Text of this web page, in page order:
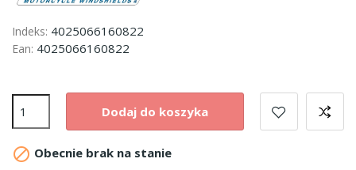
Indeks: 4025066160822
Ean: 4025066160822
Dodaj do koszyka
 Obecnie brak na stanie